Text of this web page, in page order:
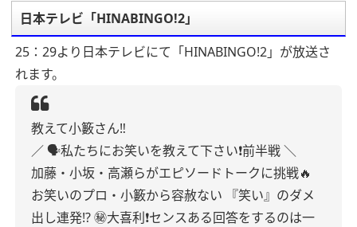
日本テレビ「HINABINGO!2」
25：29より日本テレビにて「HINABINGO!2」が放送さ
れます。
教えて小籔さん‼️
／🗣️私たちにお笑いを教えて下さい❗️前半戦＼
加藤・小坂・高瀬らがエピソードトークに挑戦🔥
お笑いのプロ・小籔から容赦ない 『笑い』のダメ
出し連発⁉️㊙大喜利❗️センスある回答をするのは一